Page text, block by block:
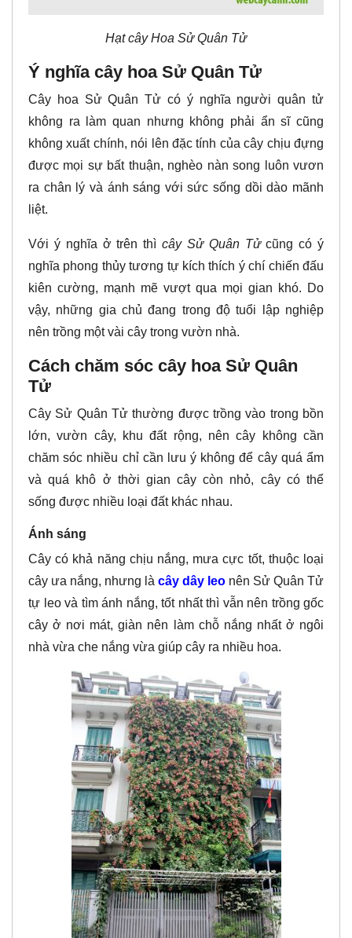
Hạt cây Hoa Sử Quân Tử
Ý nghĩa cây hoa Sử Quân Tử
Cây hoa Sử Quân Tử có ý nghĩa người quân tử
không ra làm quan nhưng không phải ẩn sĩ cũng
không xuất chính, nói lên đặc tính của cây chịu đựng
được mọi sự bất thuận, nghèo nàn song luôn vươn
ra chân lý và ánh sáng với sức sống dồi dào mãnh
liệt.
Với ý nghĩa ở trên thì cây Sử Quân Tửcũng có ý
nghĩa phong thủy tương tự kích thích ý chí chiến đấu
kiên cường, mạnh mẽ vượt qua mọi gian khó. Do
vậy, những gia chủ đang trong độ tuổi lập nghiệp
nên trồng một vài cây trong vườn nhà.
Cách chăm sóc cây hoa Sử Quân
Tử
Cây Sử Quân Tử thường được trồng vào trong bồn
lớn, vườn cây, khu đất rộng, nên cây không cần
chăm sóc nhiều chỉ cần lưu ý không để cây quá ẩm
và quá khô ở thời gian cây còn nhỏ, cây có thể
sống được nhiều loại đất khác nhau.
Ánh sáng
Cây có khả năng chịu nắng, mưa cực tốt, thuộc loại
cây ưa nắng, nhưng là cây dây leo nên Sử Quân Tử
tự leo và tìm ánh nắng, tốt nhất thì vẫn nên trồng gốc
cây ở nơi mát, giàn nên làm chỗ nắng nhất ở ngôi
nhà vừa che nắng vừa giúp cây ra nhiều hoa.